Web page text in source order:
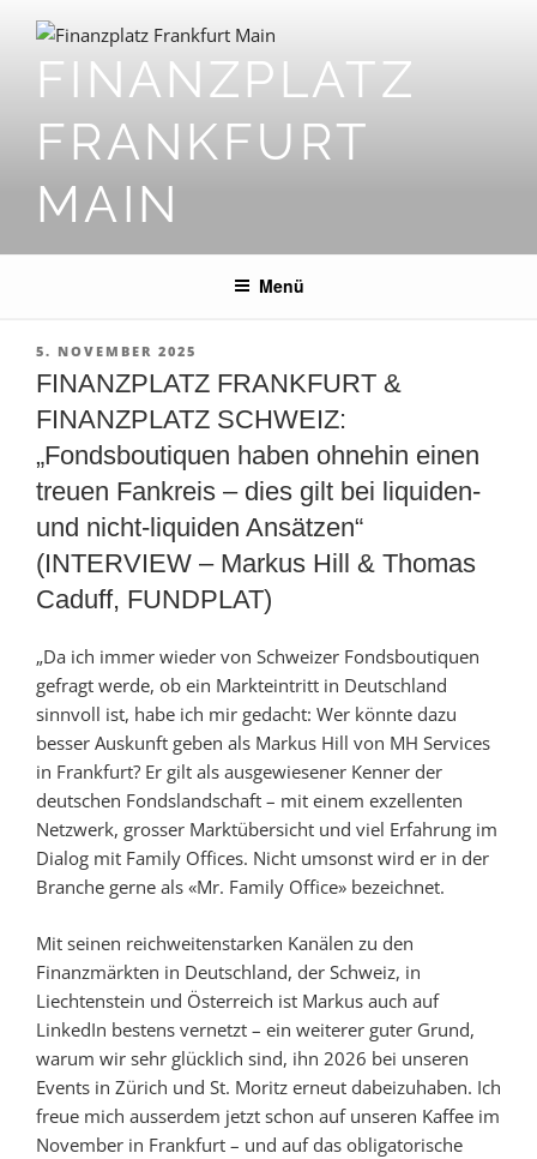
Inhalt
springenFINANZPLATZ
FRANKFURT
MAIN
Menü
VERÖFFENTLICHT
AM
5. NOVEMBER 2025
FINANZPLATZ FRANKFURT &
FINANZPLATZ SCHWEIZ:
„Fondsboutiquen haben ohnehin einen
treuen Fankreis – dies gilt bei liquiden-
und nicht-liquiden Ansätzen“
(INTERVIEW – Markus Hill & Thomas
Caduff, FUNDPLAT)
„Da ich immer wieder von Schweizer Fondsboutiquen
gefragt werde, ob ein Markteintritt in Deutschland
sinnvoll ist, habe ich mir gedacht: Wer könnte dazu
besser Auskunft geben als Markus Hill von MH Services
in Frankfurt? Er gilt als ausgewiesener Kenner der
deutschen Fondslandschaft – mit einem exzellenten
Netzwerk, grosser Marktübersicht und viel Erfahrung im
Dialog mit Family Offices. Nicht umsonst wird er in der
Branche gerne als «Mr. Family Office» bezeichnet.
Mit seinen reichweitenstarken Kanälen zu den
Finanzmärkten in Deutschland, der Schweiz, in
Liechtenstein und Österreich ist Markus auch auf
LinkedIn bestens vernetzt – ein weiterer guter Grund,
warum wir sehr glücklich sind, ihn 2026 bei unseren
Events in Zürich und St. Moritz erneut dabeizuhaben. Ich
freue mich ausserdem jetzt schon auf unseren Kaffee im
November in Frankfurt – und auf das obligatorische